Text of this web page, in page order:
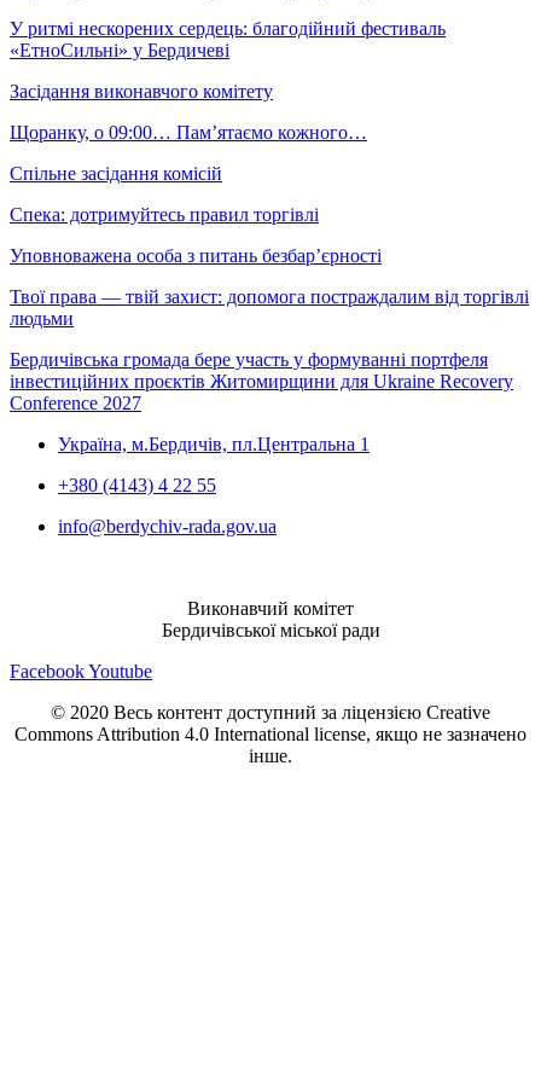
У ритмі нескорених сердець: благодійний фестиваль
«ЕтноСильні» у Бердичеві
Засідання виконавчого комітету
Щоранку, о 09:00… Пам’ятаємо кожного…
Спільне засідання комісій
Спека: дотримуйтесь правил торгівлі
Уповноважена особа з питань безбар’єрності
Твої права — твій захист: допомога постраждалим від торгівлі
людьми
Бердичівська громада бере участь у формуванні портфеля
інвестиційних проєктів Житомирщини для Ukraine Recovery
Conference 2027
Україна, м.Бердичів, пл.Центральна 1
+380 (4143) 4 22 55
info@berdychiv-rada.gov.ua
Виконавчий комітет
Бердичівської міської ради
FacebookYoutube
© 2020 Весь контент доступний за ліцензією Creative
Commons Attribution 4.0 International license, якщо не зазначено
інше.